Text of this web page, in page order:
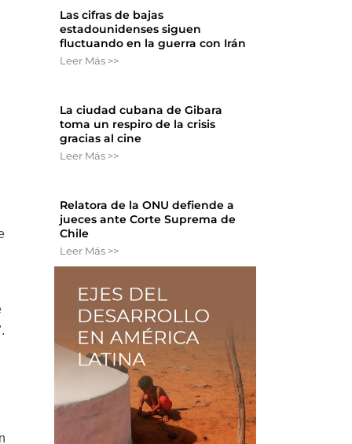
Las cifras de bajas
estadounidenses siguen
fluctuando en la guerra con Irán
Leer Más >>
La ciudad cubana de Gibara
toma un respiro de la crisis
gracias al cine
Leer Más >>
Relatora de la ONU defiende a
jueces ante Corte Suprema de
Chile
Leer Más >>